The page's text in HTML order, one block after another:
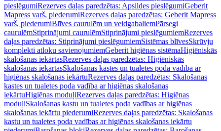
pieslēgumiRezerves daļas paredzētas: Apsildes pieslēgumiGeberit
Mapress varš, piederumiRezerves daļas paredzētas: Geberit Mapress
varš, piederumiBlīves caurulēm un veidgabaliemPārsegi
caurulēmStiprinājumi caurulēmStiprinājumi pieslēgumiemRezerves
daļas paredzētas: Stiprinājumi pieslēgumiemSistēmas blīvesSkrūvju
komplekti atloku savienojumiemGeberit higiēnas sistēmaHigiēniskās
skalošanas iekārtasRezerves daļas paredzētas: Higiēniskās
skalošanas iekārtasSkalošanas kastes un tualetes poda vadība ar
higiēnas skalošanas iekārtuRezerves daļas paredzētas: Skalošanas
kastes un tualetes poda vadība ar higiēnas skalošanas
iekārtuHigiēnas moduļiRezerves daļas paredzētas: Higiēnas
moduļiSkalošanas kastu un tualetes poda vadības ar higiēnas
skalošanas iekārtu piederumiRezerves daļas paredzētas: Skalošanas
kastu un tualetes poda vadības ar higiēnas skalošanas iekārtu